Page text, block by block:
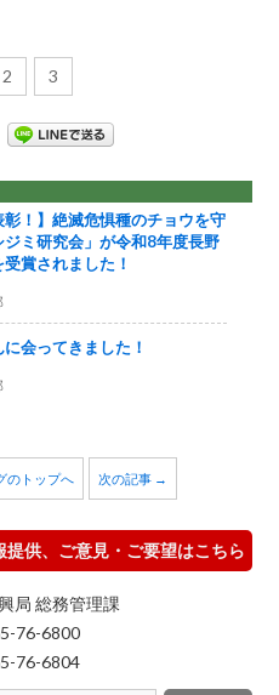
2 3
彰！】絶滅危惧種のチョウを守
ジミ研究会」が令和8年度長野
賞されました！
会ってきました！
のトップへ 次の記事 →
供、ご意見・ご要望はこちら
局 総務管理課
76-6800
76-6804